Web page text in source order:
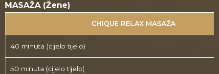
MASAŽA (Žene)
CHIQUE RELAX MASAŽA
40 minuta (cijelo tijelo)
50 minuta (cijelo tijelo)